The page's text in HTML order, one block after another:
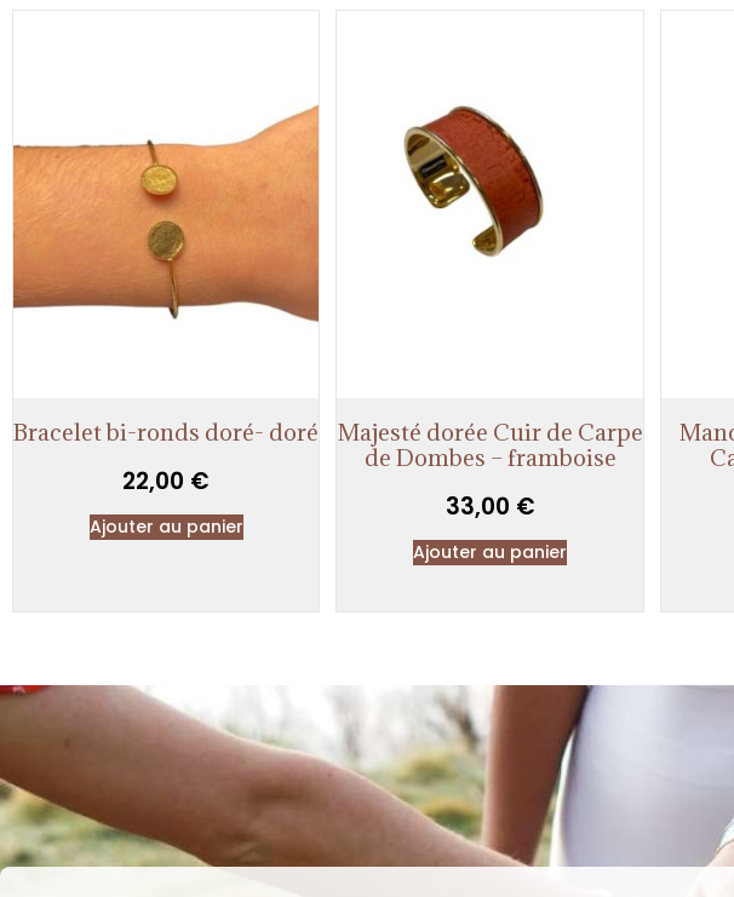
Bracelet bi-ronds doré- doré
22,00 €
Ajouter au panier
Majesté dorée Cuir de Carpe
de Dombes – framboise
33,00 €
Ajouter au panier